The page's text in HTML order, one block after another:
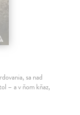
sa nad
– a v ňom kňaz,